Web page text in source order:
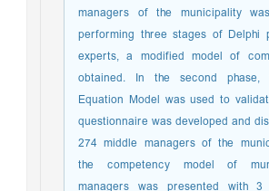
managers of the municipality
performing three stages of Delphi
experts, a modified model of
obtained. In the second phase,
Equation Model was used to
questionnaire was developed and
274 middle managers of the
the competency model of